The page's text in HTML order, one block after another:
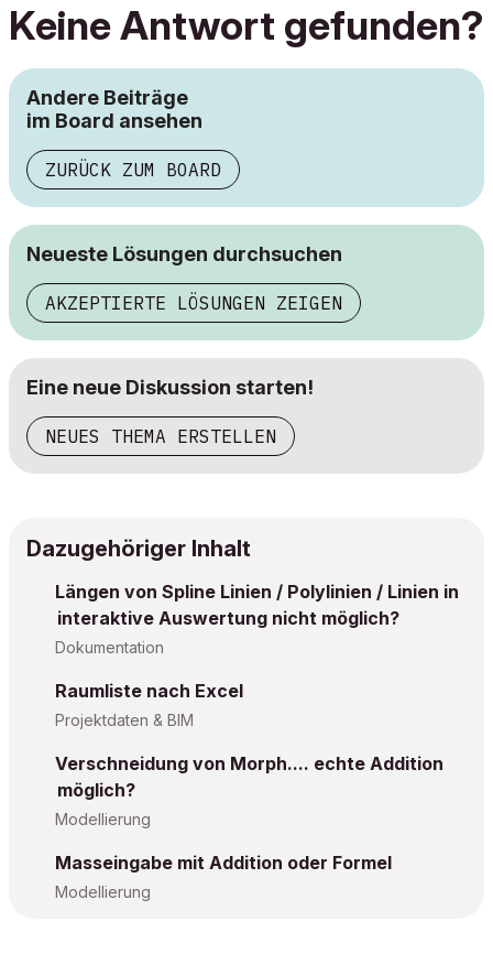
Keine Antwort gefunden?
Andere Beiträge
im Board ansehen
ZURÜCK ZUM BOARD
Neueste Lösungen durchsuchen
AKZEPTIERTE LÖSUNGEN ZEIGEN
Eine neue Diskussion starten!
NEUES THEMA ERSTELLEN
Dazugehöriger Inhalt
Längen von Spline Linien / Polylinien / Linien in
interaktive Auswertung nicht möglich?
Dokumentation
Raumliste nach Excel
Projektdaten & BIM
Verschneidung von Morph.... echte Addition
möglich?
Modellierung
Masseingabe mit Addition oder Formel
Modellierung